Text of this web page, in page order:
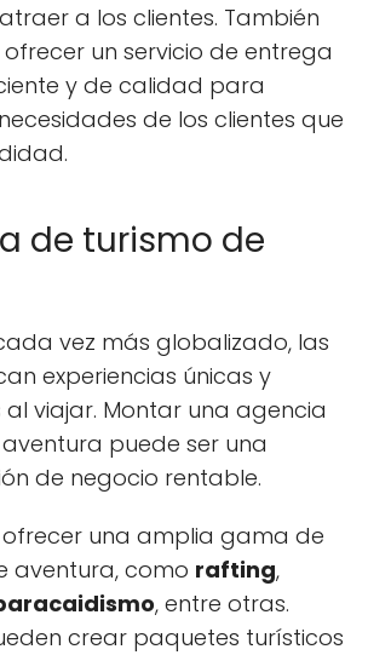
a los clientes. También
un servicio de entrega
y de calidad para
de los clientes que
de turismo de
vez más globalizado, las
experiencias únicas y
viajar. Montar una agencia
puede ser una
de negocio rentable.
ofrecer una amplia gama de
aventura, como rafting,
, entre otras.
crear paquetes turísticos